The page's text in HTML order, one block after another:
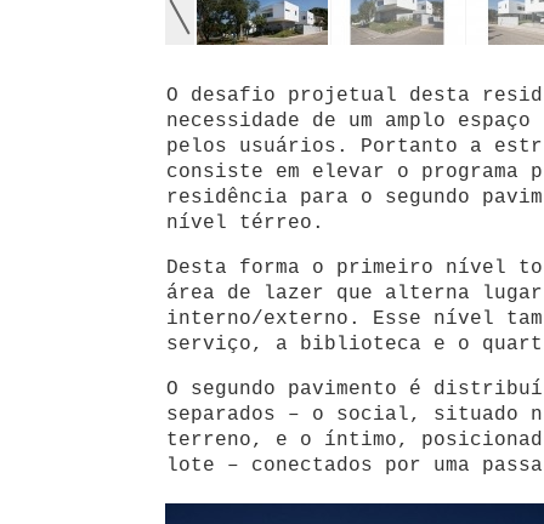
O desafio projetual desta
necessidade de um amplo
pelos usuários. Portanto a
consiste em elevar o programa
residência para o segundo
nível térreo.
Desta forma o primeiro nível
área de lazer que alterna
interno/externo. Esse nível
serviço, a biblioteca e o
O segundo pavimento é
separados – o social, situado
terreno, e o íntimo,
lote – conectados por uma